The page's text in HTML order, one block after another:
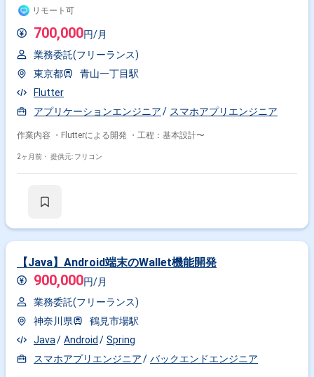
リモート可
700,000円/月
業務委託(フリーランス)
東京都
青山一丁目駅
Flutter
アプリケーションエンジニア
スマホアプリエンジニア
作業内容 ・Flutterによる開発 ・工程：基本設計〜
2ヶ月前・ 提供元: フリコン
【Java】Android端末のWallet機能開発
900,000円/月
業務委託(フリーランス)
神奈川県
鶴見市場駅
Java
Android
Spring
スマホアプリエンジニア
バックエンドエンジニア